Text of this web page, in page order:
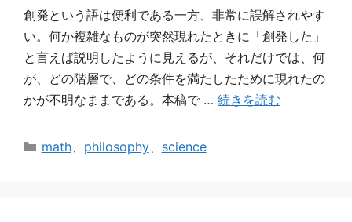
創発という語は便利である一方、非常に誤解されやす
い。何か複雑なものが突然現れたときに「創発した」
と言えば説明したように見えるが、それだけでは、何
が、どの階層で、どの条件を満たしたために現れたの
かが不明なままである。本稿で … 続きを読む
カ
math、 philosophy、 science